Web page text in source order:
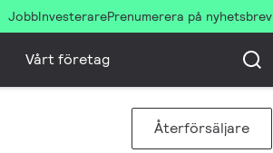
JobbInvesterarePrenumerera på nyhetsbrev
Vårt företag
Återförsäljare